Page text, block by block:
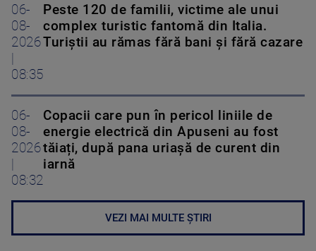
06-
08-
2026
08:35
Peste 120 de familii, victime ale unui
complex turistic fantomă din Italia.
Turiștii au rămas fără bani și fără cazare
06-
08-
2026
08:32
Copacii care pun în pericol liniile de
energie electrică din Apuseni au fost
tăiați, după pana uriașă de curent din
iarnă
VEZI MAI MULTE ȘTIRI